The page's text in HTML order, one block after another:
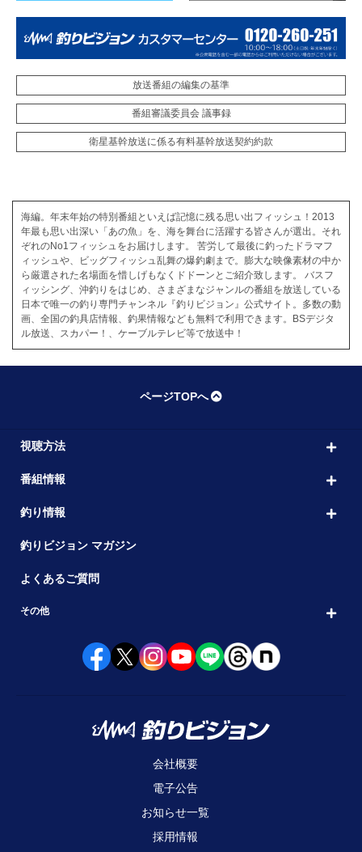
放送番組の編集の基準
番組審議委員会 議事録
衛星基幹放送に係る有料基幹放送契約約款
海編。年末年始の特別番組といえば記憶に残る思い出フィッシュ！2013
年最も思い出深い「あの魚」を、海を舞台に活躍する皆さんが選出。それ
ぞれのNo1フィッシュをお届けします。 苦労して最後に釣ったドラマフ
ィッシュや、ビッグフィッシュ乱舞の爆釣劇まで。膨大な映像素材の中か
ら厳選された名場面を惜しげもなくドドーンとご紹介致します。 バスフ
ィッシング、沖釣りをはじめ、さまざまなジャンルの番組を放送している
日本で唯一の釣り専門チャンネル『釣りビジョン』公式サイト。多数の動
画、全国の釣具店情報、釣果情報なども無料で利用できます。BSデジタ
ル放送、スカパー！、ケーブルテレビ等で放送中！
ページTOPへ
視聴方法
番組情報
釣り情報
釣りビジョン マガジン
よくあるご質問
その他
会社概要
電子公告
お知らせ一覧
採用情報